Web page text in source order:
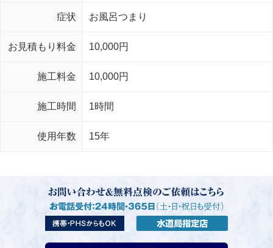
症状 お風呂つまり
お見積もり料金 10,000円
施工料金 10,000円
施工時間 1時間
使用年数 15年